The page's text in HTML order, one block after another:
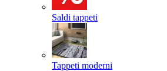
Saldi tappeti
Tappeti moderni